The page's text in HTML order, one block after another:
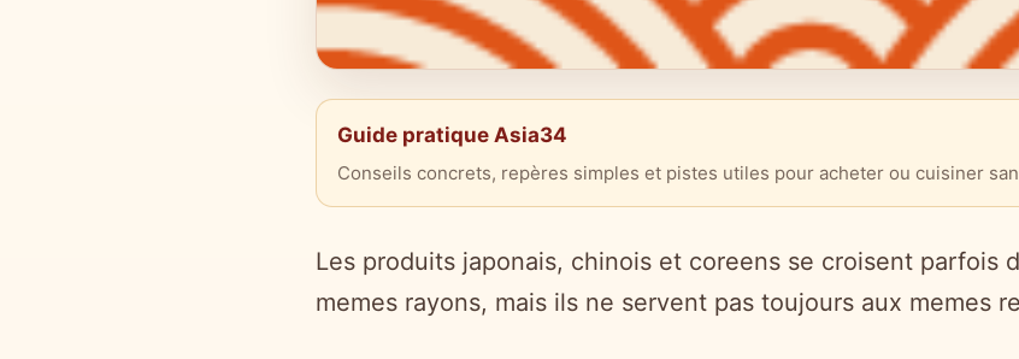
Guide pratique Asia34
Conseils concrets, repères simples et pistes utiles pour acheter ou cuisiner
Les produits japonais, chinois et coreens se croisent parfois
memes rayons, mais ils ne servent pas toujours aux memes